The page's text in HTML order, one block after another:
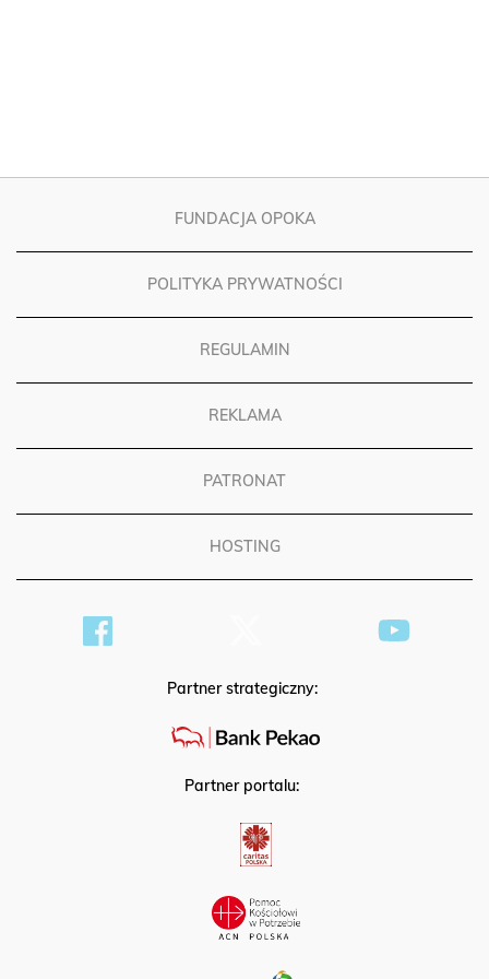
FUNDACJA OPOKA
POLITYKA PRYWATNOŚCI
REGULAMIN
REKLAMA
PATRONAT
HOSTING
Partner strategiczny:
Partner portalu: